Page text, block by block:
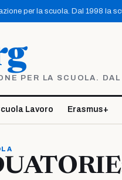
per la scuola. Dal 1998 la
PER LA SCUOLA.
Lavoro Erasmus+